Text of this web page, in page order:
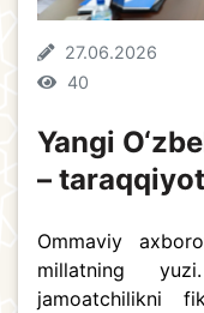
27.06.2026
40
Yangi
–
Ommaviy
millatning
jamoatchilikni